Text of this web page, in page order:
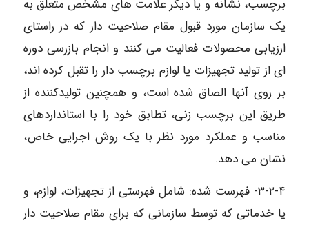
برچسب، نشانه و یا دیگر علامت های مشخص متعلق به
یک سازمان مورد قبول مقام صلاحیت دار که در راستای
ارزیابی محصولات فعالیت می کنند و انجام بازرسی دوره
ای از تولید تجهیزات یا لوازم برچسب دار را تقبل کرده اند،
بر روی آنها الصاق شده است، و همچنین تولیدکننده از
طریق این برچسب زنی، تطابق خود را با استانداردهای
مناسب و عملکرد مورد نظر با یک روش اجرایی خاص،
نشان می دهد.
۳-۲-۴- فهرست شده: شامل فهرستی از تجهیزات، لوازم، و
یا خدماتی که توسط سازمانی که برای مقام صلاحیت دار